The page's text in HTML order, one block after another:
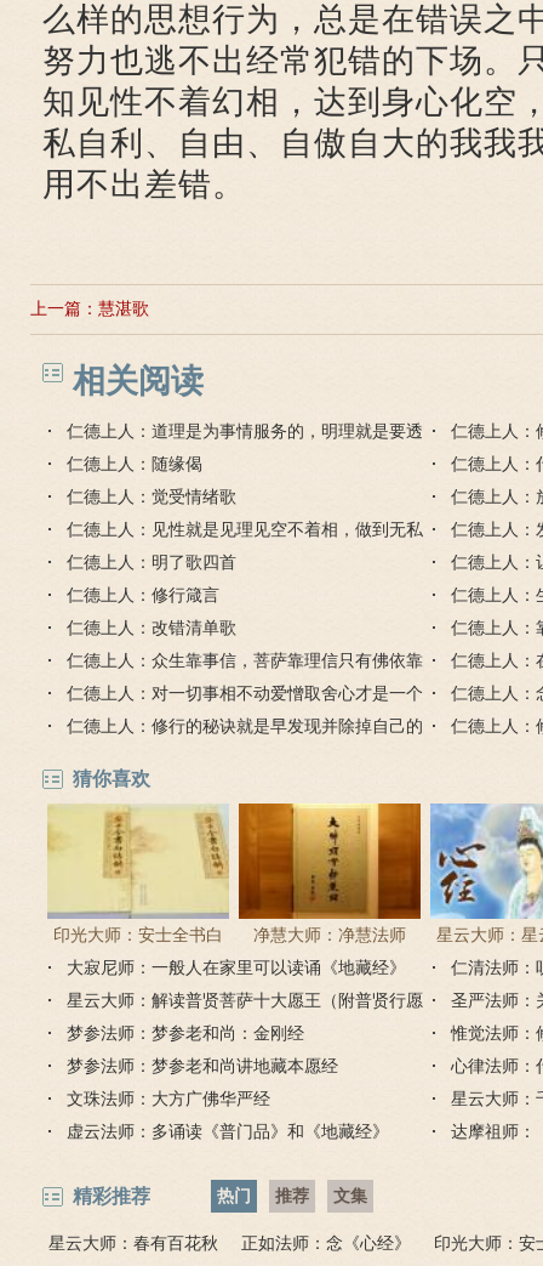
么样的思想行为，总是在错误之
努力也逃不出经常犯错的下场。
知见性不着幻相，达到身心化空
私自利、自由、自傲自大的我我
用不出差错。
上一篇： 慧湛歌
相关阅读
仁德上人：道理是为事情服务的，明理就是要透
事
仁德上人
就和外成就
仁德上人：随缘偈
仁德上人：
仁德上人：觉受情绪歌
仁德上人：
仁德上人：见性就是见理见空不着相，做到无私
无我无求不执着
仁德上人：
仁德上人：明了歌四首
仁德上人：
仁德上人：修行箴言
仁德上人：
了什么？
仁德上人：改错清单歌
仁德上人：
仁德上人：众生靠事信，菩萨靠理信只有佛依靠
智慧生信
仁德上人：
体
仁德上人：对一切事相不动爱憎取舍心才是一个
真正的明白人
仁德上人：
求
仁德上人：修行的秘诀就是早发现并除掉自己的
仁德上人：
猜你喜欢
印光大师：安士全书白
话解
净慧大师：净慧法师
《楞严经》浅译
星云大师：星
《心经
大寂尼师：一般人在家里可以读诵《地藏经》
吗？
仁清法师：
星云大师：解读普贤菩萨十大愿王（附普贤行愿
品全文）
圣严法师：
梦参法师：梦参老和尚：金刚经
惟觉法师：
梦参法师：梦参老和尚讲地藏本愿经
心律法师：
文珠法师：大方广佛华严经
星云大师：
虚云法师：多诵读《普门品》和《地藏经》
达摩祖师：
精彩推荐 热门 推荐 文集
星云大师：春有百花秋
正如法师：念《心经》
印光大师：安